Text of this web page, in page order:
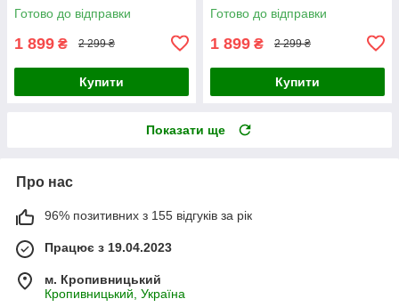
Готово до відправки
1 899 ₴ 2 299 ₴
Купити
Готово до відправки
1 899 ₴ 2 299 ₴
Купити
Показати ще
Про нас
96% позитивних з 155 відгуків за рік
Працює з 19.04.2023
м. Кропивницький
Кропивницький, Україна